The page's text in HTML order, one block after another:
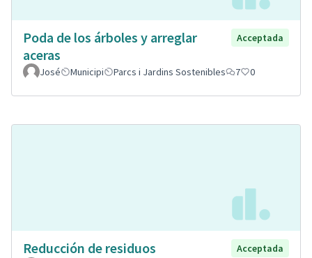
Poda de los árboles y arreglar
aceras
Acceptada
José Municipi Parcs i Jardins Sostenibles 7 0
Reducción de residuos
Acceptada